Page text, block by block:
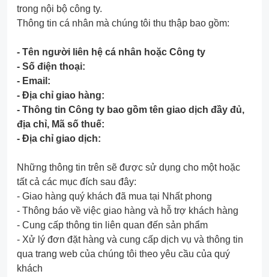
trong nội bộ công ty.
Thông tin cá nhân mà chúng tôi thu thập bao gồm:
- Tên người liên hệ cá nhân hoặc Công ty
- Số điện thoại:
- Email:
- Địa chỉ giao hàng:
- Thông tin Công ty bao gồm tên giao dịch đầy đủ,
địa chỉ, Mã số thuế:
- Địa chỉ giao dịch:
Những thông tin trên sẽ được sử dụng cho một hoặc
tất cả các mục đích sau đây:
- Giao hàng quý khách đã mua tại Nhất phong
- Thông báo về việc giao hàng và hỗ trợ khách hàng
- Cung cấp thông tin liên quan đến sản phẩm
- Xử lý đơn đặt hàng và cung cấp dịch vụ và thông tin
qua trang web của chúng tôi theo yêu cầu của quý
khách